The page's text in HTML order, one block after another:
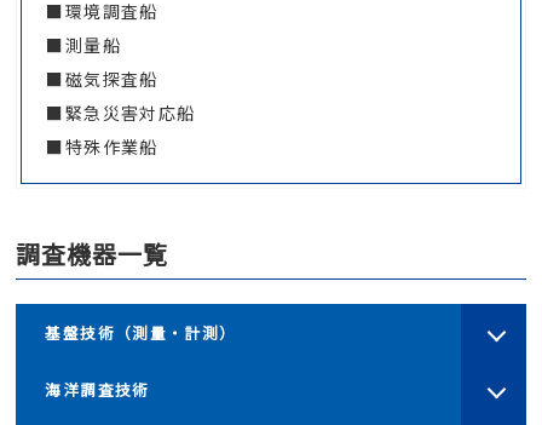
■環境調査船
■測量船
■磁気探査船
■緊急災害対応船
■特殊作業船
調査機器一覧
基盤技術（測量・計測）
海洋調査技術